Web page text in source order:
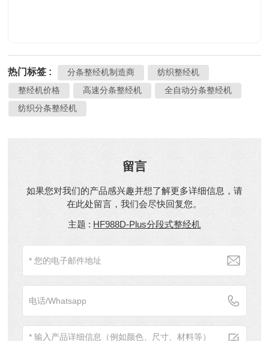
热门标签 : 分条整经机制造商
纺织整经机
整经机价格
高速分条整经机
全自动分条整经机
纺织分条整经机
留言
如果您对我们的产品感兴趣并想了解更多详细信息，请
在此处留言，我们会尽快回复您。
主题 : HF988D-Plus分段式整经机